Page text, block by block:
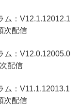
ム：V12.1.12012.1
次配信
ム：V12.0.12005.0
配信
ム：V11.1.12013.1
次配信